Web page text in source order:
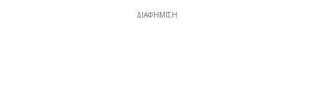
ΔΙΑΦΉΜΙΣΗ